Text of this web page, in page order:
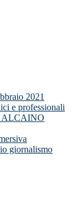
2021
e professionali
ALCAINO
giornalismo